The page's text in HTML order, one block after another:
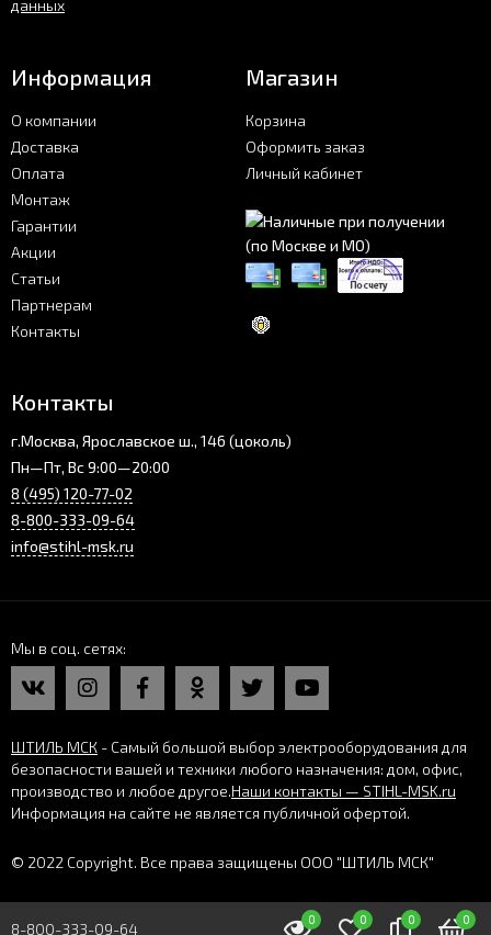
данных
Информация
О компании
Доставка
Оплата
Монтаж
Гарантии
Акции
Статьи
Партнерам
Контакты
Магазин
Корзина
Оформить заказ
Личный кабинет
Контакты
г.Москва, Ярославское ш., 146 (цоколь)
Пн—Пт, Вс 9:00—20:00
8 (495) 120-77-02
8-800-333-09-64
info@stihl-msk.ru
Мы в соц. сетях
ШТИЛЬ МСК - Самый большой выбор электрооборудования для
безопасности вашей и техники любого назначения: дом, офис,
производство и любое другое.Наши контакты — STIHL-MSK.ru
Информация на сайте не является публичной офертой.
© 2022 Copyright. Все права защищены ООО "ШТИЛЬ МСК"
0 0 0 0
8-800-333-09-64